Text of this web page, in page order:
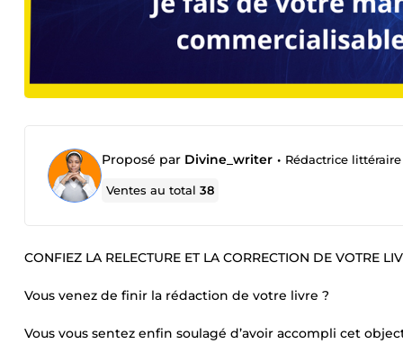
Proposé par Divine_writer • Rédactrice
Ventes au total38
CONFIEZ LA RELECTURE ET LA CORRECTION DE VOTRE
Vous venez de finir la rédaction de votre livre ?
Vous vous sentez enfin soulagé d’avoir accompli cet